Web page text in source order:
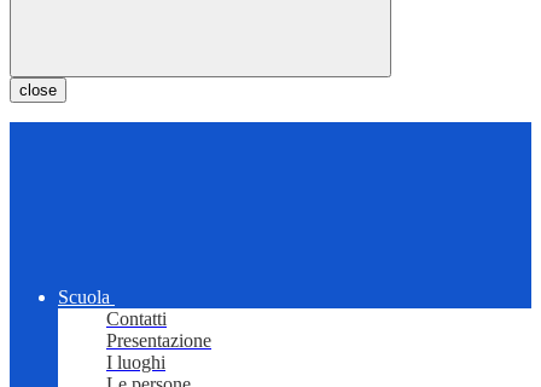
close
Scuola
Contatti
Presentazione
I luoghi